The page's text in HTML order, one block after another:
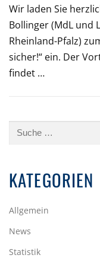
Wir laden Sie
Bollinger (MdL und
Rheinland-Pfalz)
sicher!“ ein. Der
findet …
Suche
KATEGORIEN
Allgemein
News
Statistik